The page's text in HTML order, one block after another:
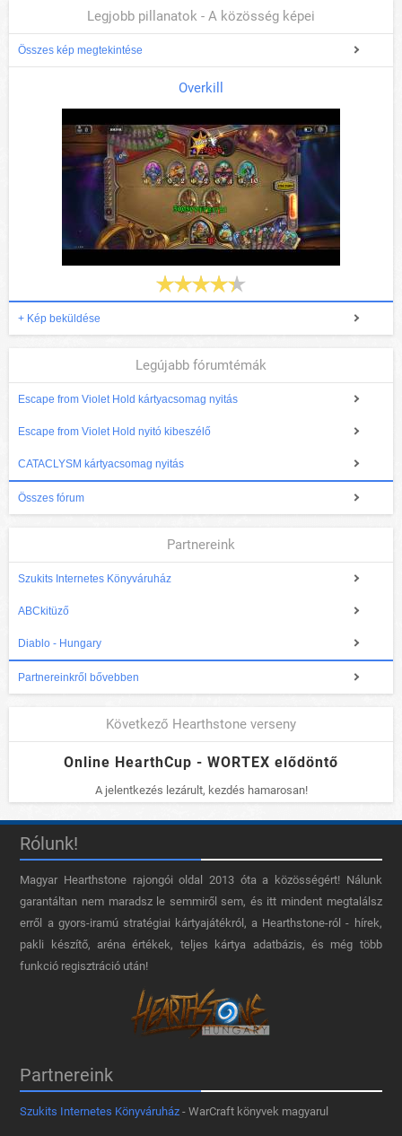
Legjobb pillanatok - A közösség képei
Összes kép megtekintése
Overkill
+ Kép beküldése
Legújabb fórumtémák
Escape from Violet Hold kártyacsomag nyitás
Escape from Violet Hold nyitó kibeszélő
CATACLYSM kártyacsomag nyitás
Összes fórum
Partnereink
Szukits Internetes Könyváruház
ABCkitüző
Diablo - Hungary
Partnereinkről bővebben
Következő Hearthstone verseny
Online HearthCup - WORTEX elődöntő
A jelentkezés lezárult, kezdés hamarosan!
Rólunk!
Magyar Hearthstone​ rajongói oldal 2013 óta a közösségért! Nálunk
garantáltan nem maradsz le semmiről sem, és itt mindent megtalálsz
erről a gyors-iramú stratégiai kártyajátékról, a Hearthstone-ról - hírek,
pakli készítő, aréna értékek, teljes kártya adatbázis, és még több
funkció regisztráció után!
Partnereink
Szukits Internetes Könyváruház - WarCraft könyvek magyarul